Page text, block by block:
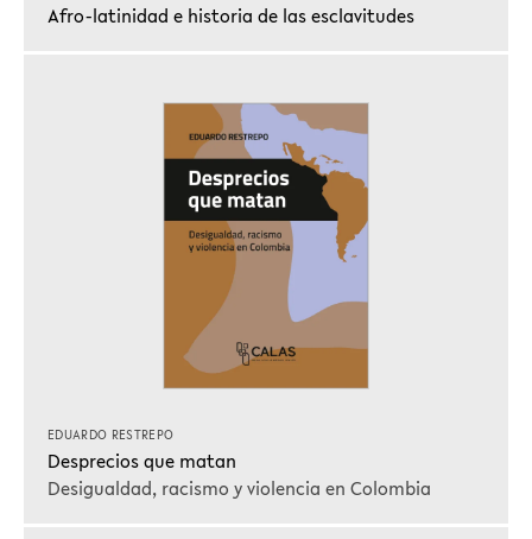
Afro-latinidad e historia de las esclavitudes
EDUARDO RESTREPO
Desprecios que matan
Desigualdad, racismo y violencia en Colombia